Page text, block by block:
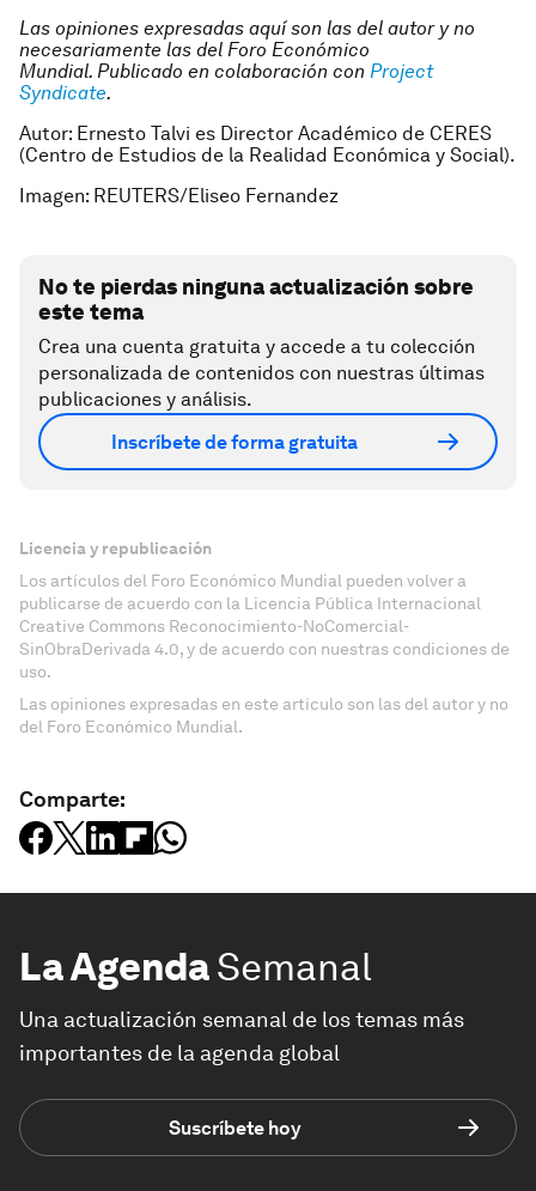
Las opiniones expresadas aquí son las del autor y no
necesariamente las del Foro Económico
Mundial. Publicado en colaboración con Project
Syndicate.
Autor: Ernesto Talvi es Director Académico de CERES
(Centro de Estudios de la Realidad Económica y Social).
Imagen: REUTERS/Eliseo Fernandez
No te pierdas ninguna actualización sobre
este tema
Crea una cuenta gratuita y accede a tu colección
personalizada de contenidos con nuestras últimas
publicaciones y análisis.
Inscríbete de forma gratuita
Licencia y republicación
Los artículos del Foro Económico Mundial pueden volver a
publicarse de acuerdo con la Licencia Pública Internacional
Creative Commons Reconocimiento-NoComercial-
SinObraDerivada 4.0, y de acuerdo con nuestras condiciones de
uso.
Las opiniones expresadas en este artículo son las del autor y no
del Foro Económico Mundial.
Comparte:
La AgendaSemanal
Una actualización semanal de los temas más
importantes de la agenda global
Suscríbete hoy